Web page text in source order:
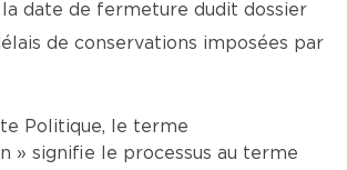
date de fermeture dudit dossier
de conservations imposées par
Politique, le terme
» signifie le processus au terme